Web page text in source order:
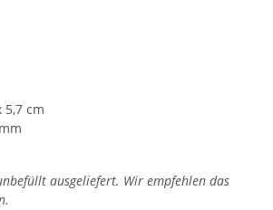
5,7 cm
ausgeliefert. Wir empfehlen das